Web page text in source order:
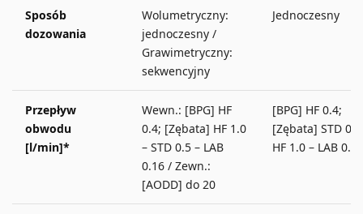
Sposób
dozowania
Wolumetryczny:
jednoczesny /
Grawimetryczny:
sekwencyjny
Jednoczesny
Przepływ
obwodu
[l/min]*
Wewn.: [BPG] HF
0.4; [Zębata] HF 1.0
– STD 0.5 – LAB
0.16 / Zewn.:
[AODD] do 20
[BPG] HF 0.4;
[Zębata] STD
HF 1.0 – LAB 0.16